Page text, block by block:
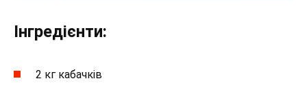
Інгредієнти:
2 кг кабачків